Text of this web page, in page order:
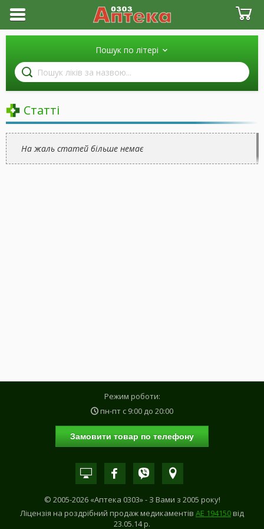
Пошук по літері
Пошук
ліків
за
назвою
Статті
На жаль статей більше немає
Режим роботи:
пн-пт с 9:00 до 20:00
Замовити товар по телефону
© 2005-2026 «Аптека 0303» - З Вами з 2005 року!
Ліцензія на роздрібний продаж медикаментів АE 194150від
23.05.14 р.